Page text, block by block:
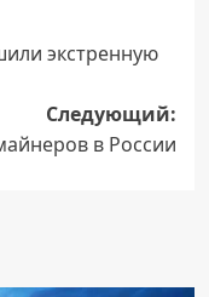
экстренную
Следующий:
в России